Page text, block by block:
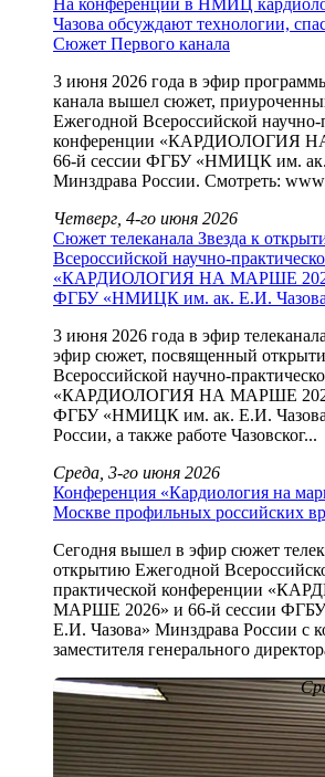
Чазова обсуждают технологии,
Сюжет Первого канала
3 июня 2026 года в эфир
канала вышел сюжет,
Ежегодной Всероссийской научно-
конференции «КАРДИОЛОГИЯ
66-й сессии ФГБУ «НМИЦК им. ак.
Минздрава России. Смотреть:
Четверг, 4-го июня 2026
Сюжет телеканала Звезда к
Всероссийской научно-
«КАРДИОЛОГИЯ НА МАРШЕ
ФГБУ «НМИЦК им. ак. Е.И.
3 июня 2026 года в эфир
эфир сюжет, посвященный
Всероссийской научно-
«КАРДИОЛОГИЯ НА МАРШЕ
ФГБУ «НМИЦК им. ак. Е.И.
России, а также работе Чазовског...
Среда, 3-го июня 2026
Конференция «Кардиология на
Москве профильных российских
Сегодня вышел в эфир сюжет
открытию Ежегодной
практической конференции
МАРШЕ 2026» и 66-й сессии
Е.И. Чазова» Минздрава России с
заместителя генерального